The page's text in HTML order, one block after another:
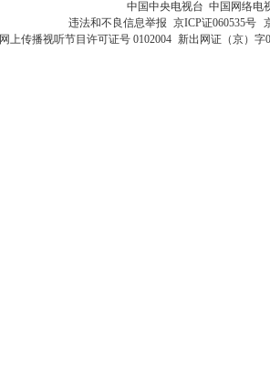
中国中央电视台 中国网络电
违法和不良信息举报 京ICP证060535号
网上传播视听节目许可证号 0102004 新出网证（京）